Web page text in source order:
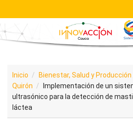
Pasar al contenido principal
Inicio
Bienestar, Salud y Producción
Quirón
Implementación de un
ultrasónico para la detección de
láctea